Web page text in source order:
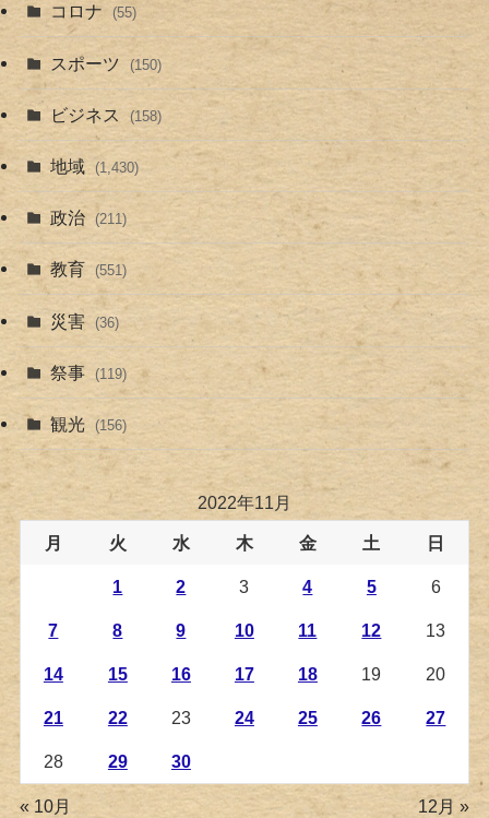
コロナ (55)
スポーツ (150)
ビジネス (158)
地域 (1,430)
政治 (211)
教育 (551)
災害 (36)
祭事 (119)
観光 (156)
2022年11月
月 火 水 木 金 土 日
1 2 3 4 5 6
7 8 9 10 11 12 13
14 15 16 17 18 19 20
21 22 23 24 25 26 27
28 29 30
« 10月 12月 »